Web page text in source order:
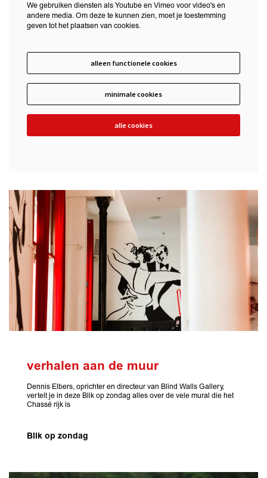
We gebruiken diensten als Youtube en Vimeo voor video's en
andere media. Om deze te kunnen zien, moet je toestemming
geven tot het plaatsen van cookies.
alleen functionele cookies
minimale cookies
alle cookies
verhalen aan de muur
Dennis Elbers, oprichter en directeur van Blind Walls Gallery,
vertelt je in deze Blik op zondag alles over de vele mural die het
Chassé rijk is
Blik op zondag